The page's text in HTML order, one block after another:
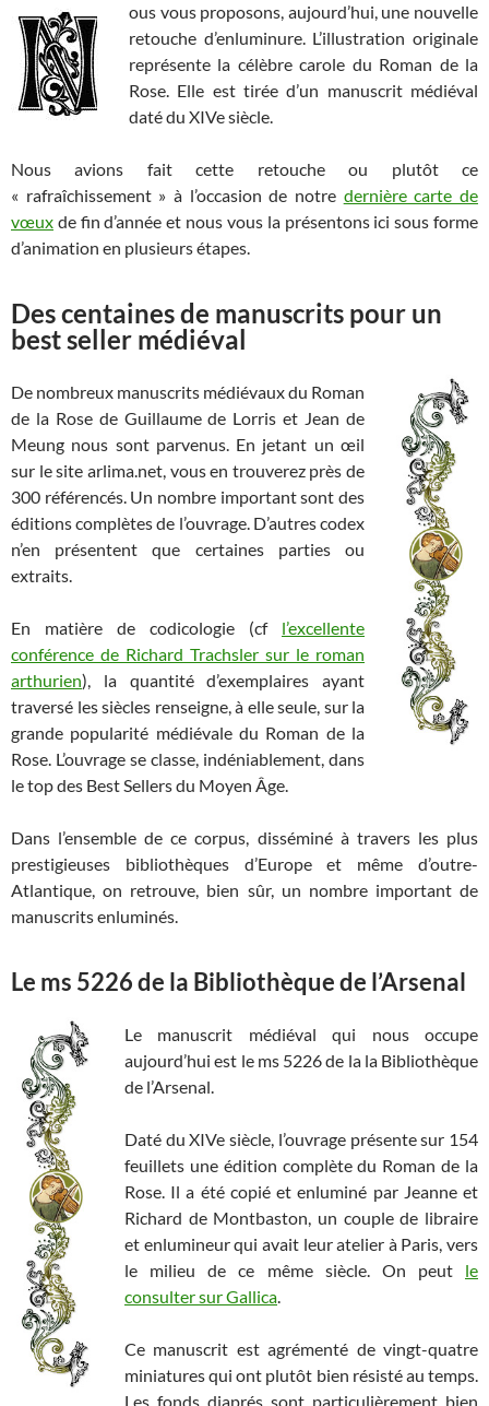
ous vous proposons, aujourd’hui, une nouvelle
retouche d’enluminure. L’illustration originale
représente la célèbre carole du Roman de la
Rose. Elle est tirée d’un manuscrit médiéval
daté du XIVe siècle.
Nous avions fait cette retouche ou plutôt ce
« rafraîchissement » à l’occasion de notre dernière carte de
vœux de fin d’année et nous vous la présentons ici sous forme
d’animation en plusieurs étapes.
Des centaines de manuscrits pour un
best seller médiéval
De nombreux manuscrits médiévaux du Roman
de la Rose de Guillaume de Lorris et Jean de
Meung nous sont parvenus. En jetant un œil
sur le site arlima.net, vous en trouverez près de
300 référencés. Un nombre important sont des
éditions complètes de l’ouvrage. D’autres codex
n’en présentent que certaines parties ou
extraits.
En matière de codicologie (cf l’excellente
conférence de Richard Trachsler sur le roman
arthurien), la quantité d’exemplaires ayant
traversé les siècles renseigne, à elle seule, sur la
grande popularité médiévale du Roman de la
Rose. L’ouvrage se classe, indéniablement, dans
le top des Best Sellers du Moyen Âge.
Dans l’ensemble de ce corpus, disséminé à travers les plus
prestigieuses bibliothèques d’Europe et même d’outre-
Atlantique, on retrouve, bien sûr, un nombre important de
manuscrits enluminés.
Le ms 5226 de la Bibliothèque de l’Arsenal
Le manuscrit médiéval qui nous occupe
aujourd’hui est le ms 5226 de la la Bibliothèque
de l’Arsenal.
Daté du XIVe siècle, l’ouvrage présente sur 154
feuillets une édition complète du Roman de la
Rose. Il a été copié et enluminé par Jeanne et
Richard de Montbaston, un couple de libraire
et enlumineur qui avait leur atelier à Paris, vers
le milieu de ce même siècle. On peut le
consulter sur Gallica.
Ce manuscrit est agrémenté de vingt-quatre
miniatures qui ont plutôt bien résisté au temps.
Les fonds diaprés sont particulièrement bien